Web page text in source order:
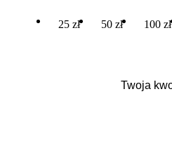
25 zł 50 zł 100 zł